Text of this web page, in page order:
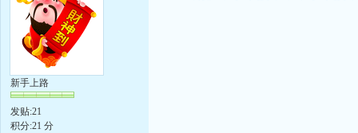
新手上路
发贴:21
积分:21 分